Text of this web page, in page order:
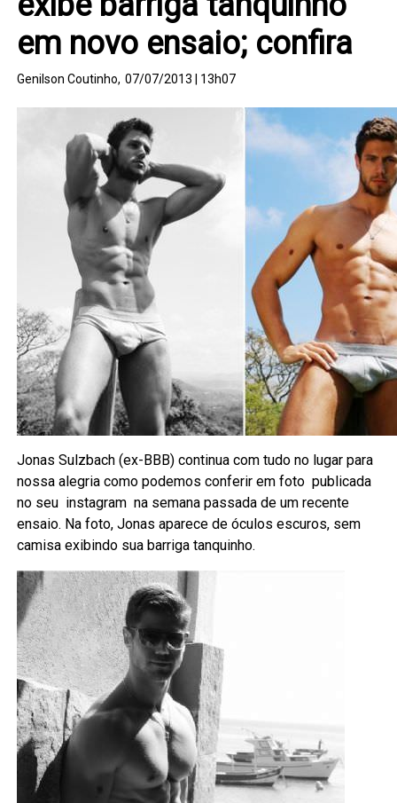
em novo ensaio; confira
Genilson Coutinho, 07/07/2013 | 13h07
Jonas Sulzbach (ex-BBB) continua com tudo no lugar para
nossa alegria como podemos conferir em foto publicada
no seu instagram na semana passada de um recente
ensaio. Na foto, Jonas aparece de óculos escuros, sem
camisa exibindo sua barriga tanquinho.